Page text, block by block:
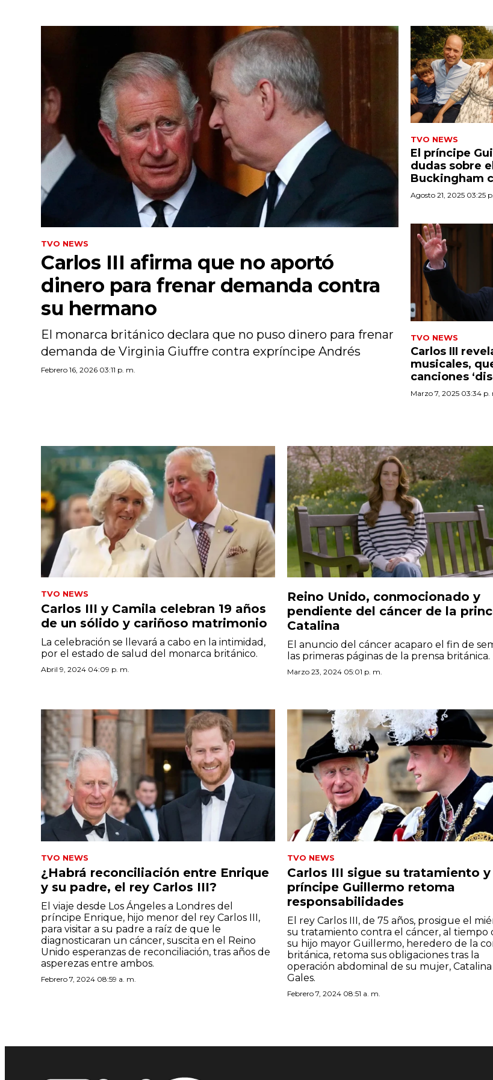
TVO NEWS
Carlos III afirma que no aportó
dinero para frenar demanda contra
su hermano
El monarca británico declara que no puso dinero para frenar
demanda de Virginia Giuffre contra expríncipe Andrés
Febrero 16, 2026 03:11 p. m.
TVO NEWS
El príncipe
dudas sobre
Buckingham
Agosto 21, 2025 03:25
TVO NEWS
Carlos III
musicales,
canciones
Marzo 7, 2025 03:34 p.
TVO NEWS
Carlos III y Camila celebran 19 años
de un sólido y cariñoso matrimonio
La celebración se llevará a cabo en la intimidad,
por el estado de salud del monarca británico.
Abril 9, 2024 04:09 p. m.
Reino Unido, conmocionado y
pendiente del cáncer de la
Catalina
El anuncio del cáncer acaparo el fin de
las primeras páginas de la prensa británica.
Marzo 23, 2024 05:01 p. m.
TVO NEWS
¿Habrá reconciliación entre Enrique
y su padre, el rey Carlos III?
El viaje desde Los Ángeles a Londres del
príncipe Enrique, hijo menor del rey Carlos III,
para visitar a su padre a raíz de que le
diagnosticaran un cáncer, suscita en el Reino
Unido esperanzas de reconciliación, tras años de
asperezas entre ambos.
Febrero 7, 2024 08:59 a. m.
TVO NEWS
Carlos III sigue su tratamiento y
príncipe Guillermo retoma
responsabilidades
El rey Carlos III, de 75 años, prosigue el
su tratamiento contra el cáncer, al tiempo
su hijo mayor Guillermo, heredero de la
británica, retoma sus obligaciones tras la
operación abdominal de su mujer,
Gales.
Febrero 7, 2024 08:51 a. m.